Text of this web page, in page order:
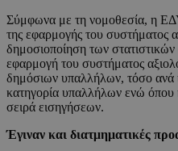
Σύμφωνα με τη νομοθεσία, η
της εφαρμογής του συστήματος
δημοσιοποίηση των
εφαρμογή του συστήματος
δημόσιων υπαλλήλων, τόσο ανά
κατηγορία υπαλλήλων ενώ όπου
σειρά εισηγήσεων.
Έγιναν και διατμηματικές